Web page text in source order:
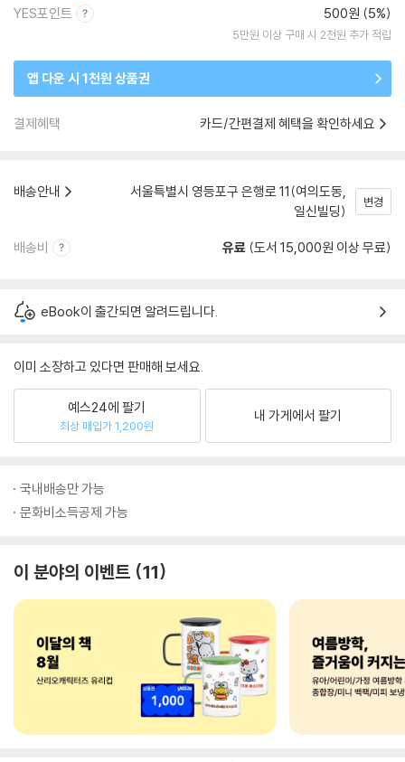
YES포인트 500원 (5%)
5만원 이상 구매 시 2천원 추가 적립
앱 다운 시 1천원 상품권
결제혜택 카드/간편결제 혜택을 확인하세요
배송안내
서울특별시 영등포구 은행로 11(여의도동,
일신빌딩)
변경
배송비 유료 (도서 15,000원 이상 무료)
eBook이 출간되면 알려드립니다.
이미 소장하고 있다면 판매해 보세요.
예스24에 팔기
최상 매입가 1,200원
내 가게에서 팔기
국내배송만 가능
문화비소득공제 가능
이 분야의 이벤트 11